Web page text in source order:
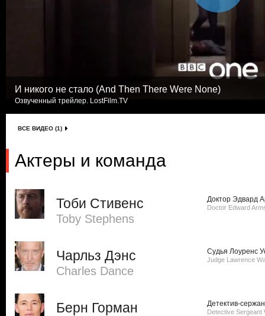
И никого не стало (And Then There Were None)
Озвученный трейлер. LostFilm.TV
ВСЕ ВИДЕО (1)
Актеры и команда
Тоби Стивенс
Toby Stephens
Доктор Эдвард
Doctor Edward
Чарльз Дэнс
Charles Dance
Судья Лоуренс
Judge Lawrence
Берн Горман Детектив-
Detective Sergeant